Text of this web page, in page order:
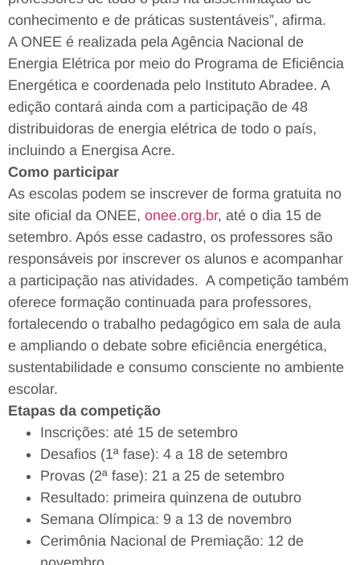
conhecimento e de práticas sustentáveis”, afirma.
A ONEE é realizada pela Agência Nacional de
Energia Elétrica por meio do Programa de Eficiência
Energética e coordenada pelo Instituto Abradee. A
edição contará ainda com a participação de 48
distribuidoras de energia elétrica de todo o país,
incluindo a Energisa Acre.
Como participar
As escolas podem se inscrever de forma gratuita no
site oficial da ONEE, onee.org.br, até o dia 15 de
setembro. Após esse cadastro, os professores são
responsáveis por inscrever os alunos e acompanhar
a participação nas atividades. A competição também
oferece formação continuada para professores,
fortalecendo o trabalho pedagógico em sala de aula
e ampliando o debate sobre eficiência energética,
sustentabilidade e consumo consciente no ambiente
escolar.
Etapas da competição
Inscrições: até 15 de setembro
Desafios (1ª fase): 4 a 18 de setembro
Provas (2ª fase): 21 a 25 de setembro
Resultado: primeira quinzena de outubro
Semana Olímpica: 9 a 13 de novembro
Cerimônia Nacional de Premiação: 12 de